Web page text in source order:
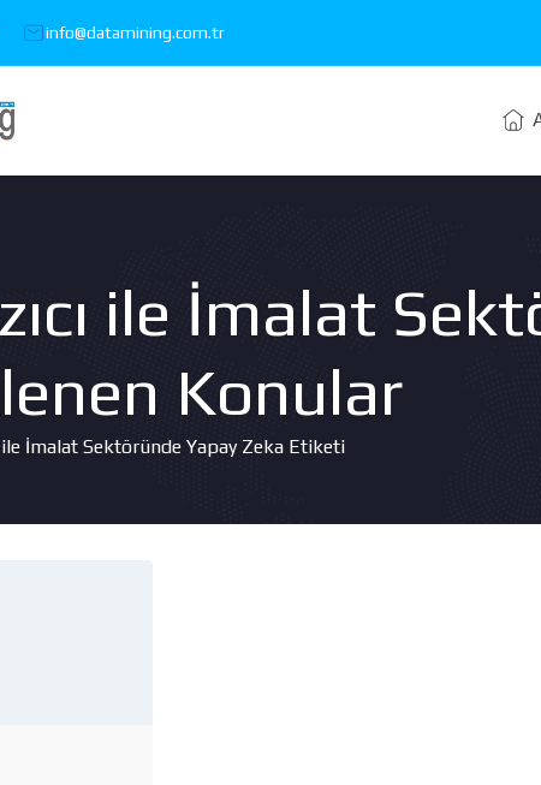
info@datamining.com.tr
ile İmalat
Konular
ile İmalat Sektöründe Yapay Zeka Etiketi